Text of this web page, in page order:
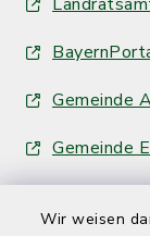
Wir weisen
Gemeinde
Gemeinde